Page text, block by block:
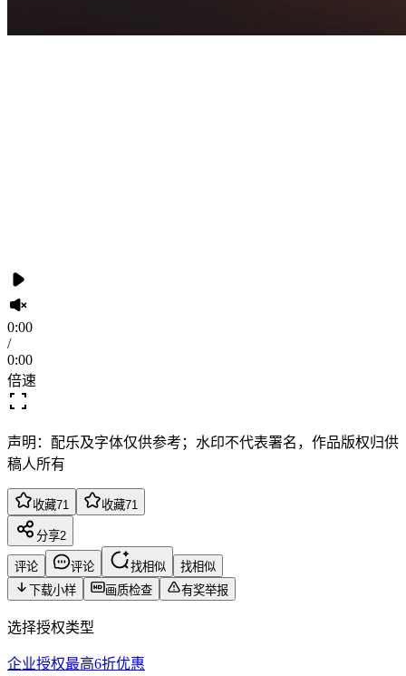
0:00
/
0:00
倍速
声明：配乐及字体仅供参考；水印不代表署名，作品版权归供
稿人所有
收藏71 收藏71
分享2
评论 评论 找相似
找相似
下载小样
画质检查 有奖举报
选择授权类型
企业授权最高6折优惠